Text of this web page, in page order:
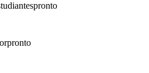
pronto
pronto